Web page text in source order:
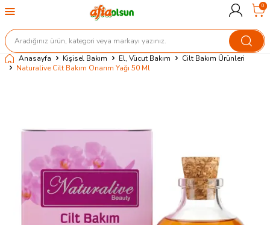
0
Anasayfa Kişisel Bakım El, Vücut Bakım
Cilt Bakım Ürünleri
Naturalive Cilt Bakım Onarım Yağı 50 Ml